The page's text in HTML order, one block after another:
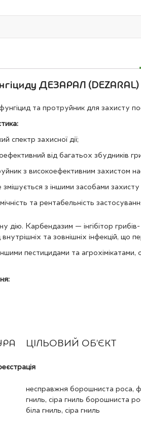
ДЕЗАРАЛ (DEZARAL)
та протруйник для захисту
спектр захисної дії;
від багатьох збудників
з високоефективним захистом
з іншими засобами захисту
та рентабельність
дію. Карбендазим — інгібітор
та зовнішніх інфекцій, що
пестицидами та
ЦІЛЬОВИЙ ОБ’ЄКТ
несправжня борошниста роса,
гниль, сіра гниль борошниста
біла гниль, сіра гниль